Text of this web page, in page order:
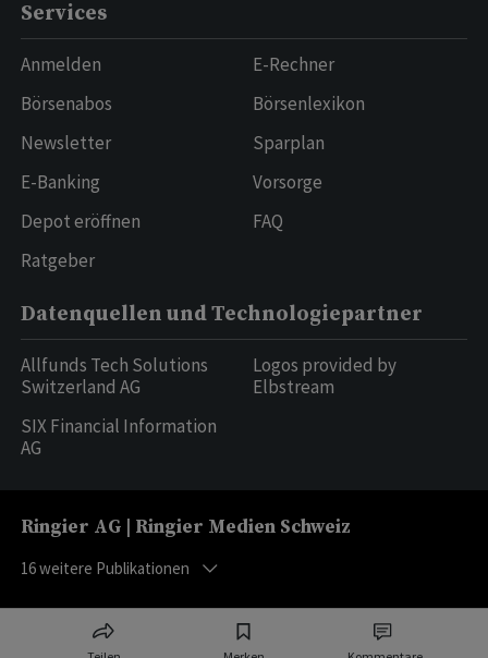
Services
Anmelden
Börsenabos
Newsletter
E-Banking
Depot eröffnen
Ratgeber
E-Rechner
Börsenlexikon
Sparplan
Vorsorge
FAQ
Datenquellen und Technologiepartner
Allfunds Tech Solutions
Switzerland AG
SIX Financial Information
AG
Logos provided by
Elbstream
Ringier AG | Ringier Medien Schweiz
16weitere Publikationen